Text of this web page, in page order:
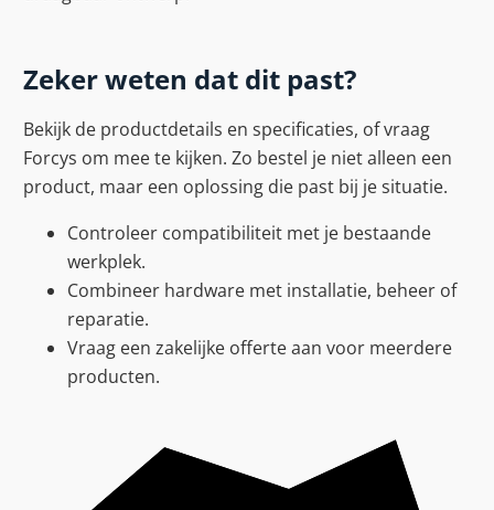
Zeker weten dat dit past?
Bekijk de productdetails en specificaties, of vraag
Forcys om mee te kijken. Zo bestel je niet alleen een
product, maar een oplossing die past bij je situatie.
Controleer compatibiliteit met je bestaande
werkplek.
Combineer hardware met installatie, beheer of
reparatie.
Vraag een zakelijke offerte aan voor meerdere
producten.